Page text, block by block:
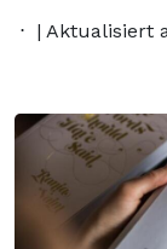
| Aktualisiert